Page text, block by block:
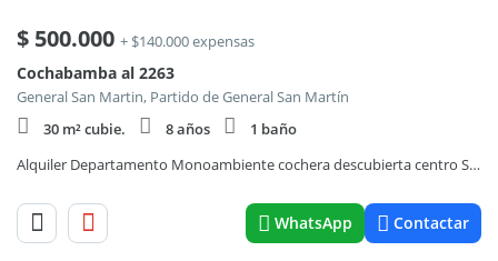
$ 500.000 + $140.000 expensas
Cochabamba al 2263
General San Martin, Partido de General San Martín
30 m² cubie.
8 años
1 baño
Alquiler Departamento Monoambiente cochera descubierta centro San Martin
WhatsApp Contactar